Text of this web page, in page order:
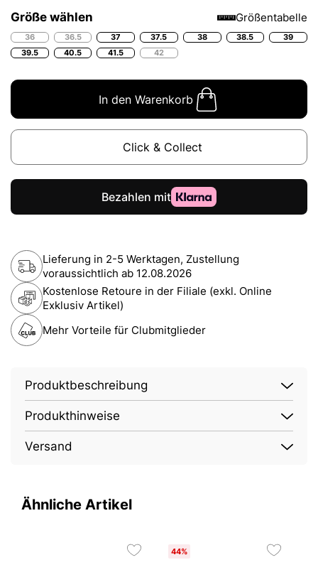
Größe wählen Größentabelle
36 36.5 37 37.5 38 38.5
39
39.5
40.5 41.5 42
In den Warenkorb
Click & Collect
Lieferung in 2-5 Werktagen, Zustellung
voraussichtlich ab 12.08.2026
Kostenlose Retoure in der Filiale (exkl. Online
Exklusiv Artikel)
Mehr Vorteile für Clubmitglieder
Produktbeschreibung
Produkthinweise
Versand
Ähnliche Artikel
44%